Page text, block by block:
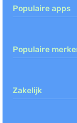
Populaire apps
Populaire
Zakelijk